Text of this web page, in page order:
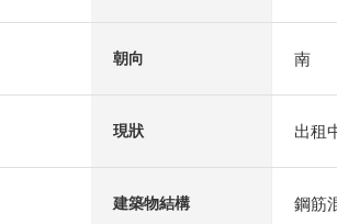
朝向 南
現狀 出租
建築物結構 鋼筋